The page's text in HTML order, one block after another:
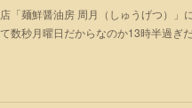
「麺鮮醤油房 周月（しゅうげつ）」⁡
数秒月曜日だからなのか13時半過ぎ